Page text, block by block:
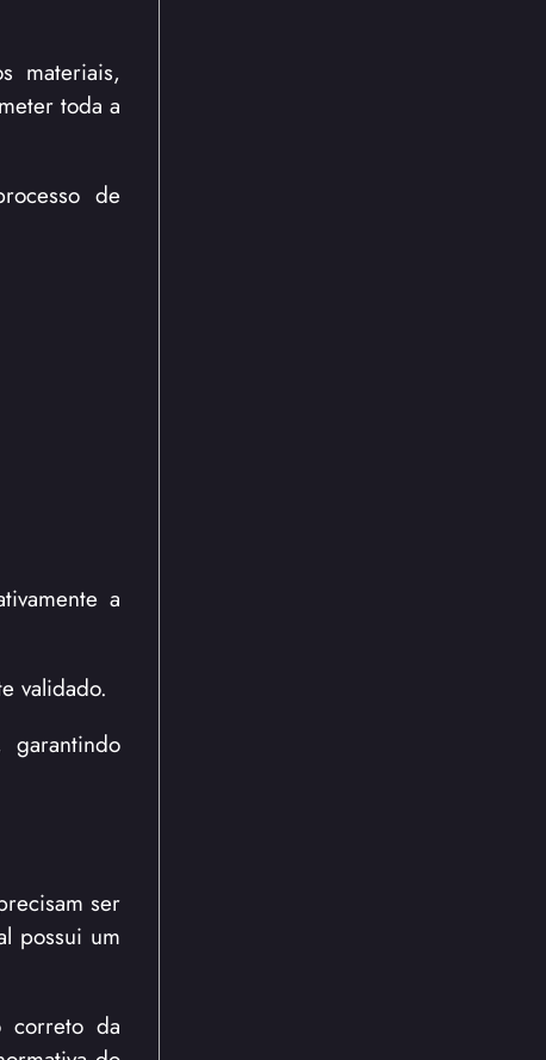
materiais,
toda a
de
a
validado.
garantindo
ser
possui um
correto da